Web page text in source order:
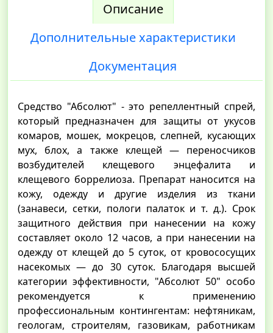
Описание
Дополнительные характеристики
Документация
Средство "Абсолют" - это репеллентный спрей,
который предназначен для защиты от укусов
комаров, мошек, мокрецов, слепней, кусающих
мух, блох, а также клещей — переносчиков
возбудителей клещевого энцефалита и
клещевого боррелиоза. Препарат наносится на
кожу, одежду и другие изделия из ткани
(занавеси, сетки, пологи палаток и т. д.). Срок
защитного действия при нанесении на кожу
составляет около 12 часов, а при нанесении на
одежду от клещей до 5 суток, от кровососущих
насекомых — до 30 суток. Благодаря высшей
категории эффективности, "Абсолют 50" особо
рекомендуется к применению
профессиональным контингентам: нефтяникам,
геологам, строителям, газовикам, работникам